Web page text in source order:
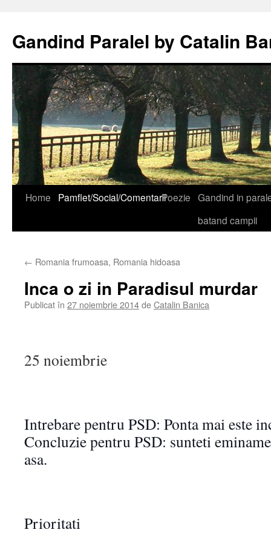
Gandind Paralel by Catalin
Sari
Home Pamflet/Social/ComentariiPoezie Gandind in
batand campii
← Romania frumoasa, Romania hidoasa
Inca o zi in Paradisul murdar
Publicat în 27 noiembrie 2014deCatalin Banica
25 noiembrie
Intrebare pentru PSD: Ponta mai este
Concluzie pentru PSD: sunteti
asa.
Prioritati